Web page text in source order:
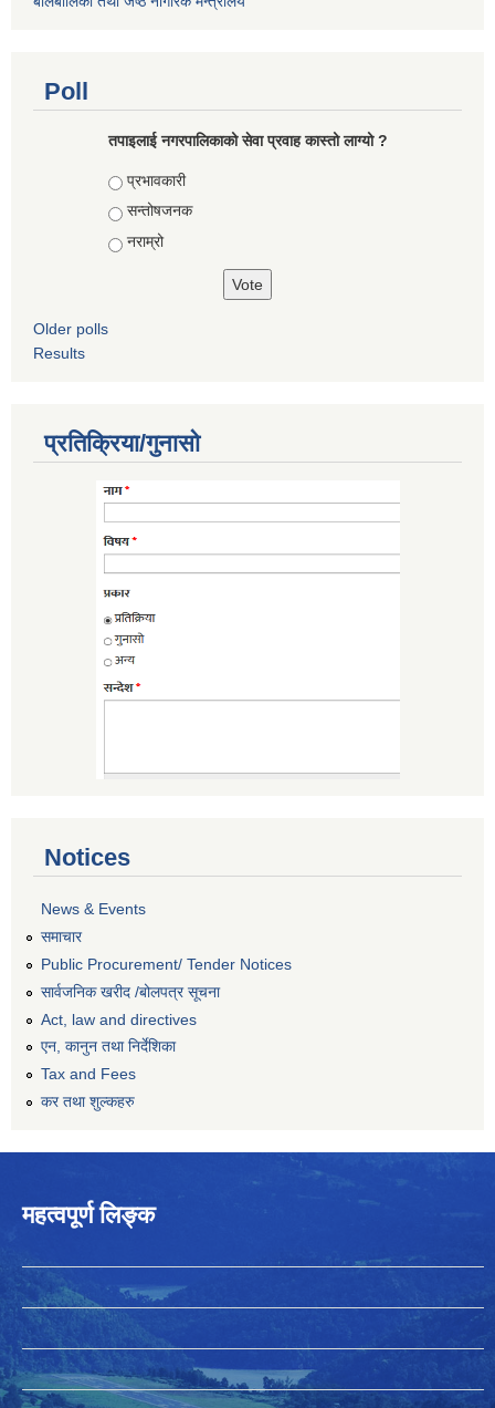
Poll
तपाइलाई नगरपालिकाको सेवा प्रवाह कास्तो लाग्यो ?
Choices
प्रभावकारी
सन्तोषजनक
नराम्रो
Older polls
Results
प्रतिक्रिया/गुनासो
Notices
News & Events
समाचार
Public Procurement/ Tender Notices
सार्वजनिक खरीद /बोलपत्र सूचना
Act, law and directives
एन, कानुन तथा निर्देशिका
Tax and Fees
कर तथा शुल्कहरु
महत्वपूर्ण लिङ्क